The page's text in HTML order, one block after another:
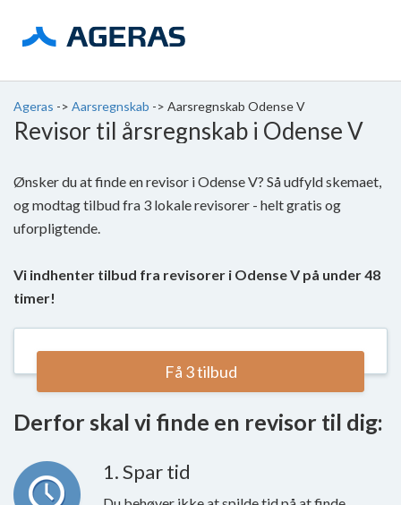
Ageras -> Aarsregnskab -> Aarsregnskab Odense V
Revisor til årsregnskab i Odense V
Ønsker du at finde en revisor i Odense V? Så udfyld skemaet,
og modtag tilbud fra 3 lokale revisorer - helt gratis og
uforpligtende.
Vi indhenter tilbud fra revisorer i Odense V på under 48
timer!
Få 3 tilbud
Derfor skal vi finde en revisor til dig:
1. Spar tid